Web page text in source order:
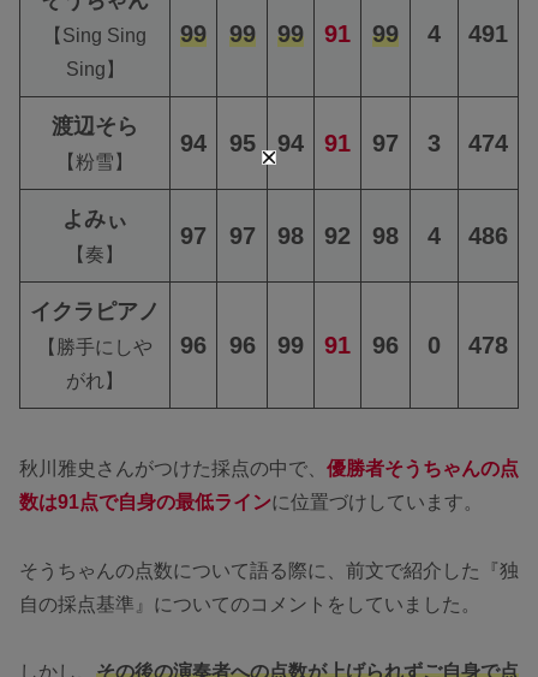
【Sing Sing
Sing】
99 99 99 91 99 4 491
渡辺そら
【粉雪】
94 95 94 91 97 3 474
よみぃ
【奏】
97 97 98 92 98 4 486
イクラピアノ
【勝手にしや
がれ】
96 96 99 91 96 0 478
秋川雅史さんがつけた採点の中で、 優勝者そうちゃんの点
数は91点で自身の最低ラインに位置づけしています。
そうちゃんの点数について語る際に、前文で紹介した『独
自の採点基準』についてのコメントをしていました。
しかし、 その後の演奏者への点数が上げられずご自身で点